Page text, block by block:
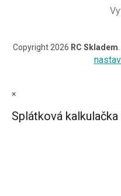
Copyright 2026 RC Skladem
×
Splátková kalkulačka